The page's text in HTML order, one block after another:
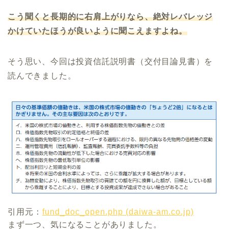
こう聞くと長期的に右肩上がりなら、絶対レバレッジ
かけていたほうが良いように聞こえますよね。
そう思い、今回は投資信託説明書（交付目論見書）を
読んできました。
引用元： fund_doc_open.php (daiwa-am.co.jp)
まず一つ、気になることがありました。